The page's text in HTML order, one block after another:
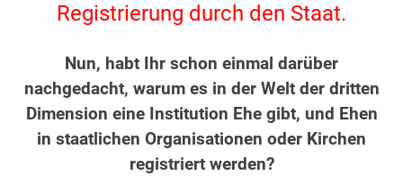
Registrierung durch den Staat.
Nun, habt Ihr schon einmal darüber
nachgedacht, warum es in der Welt der dritten
Dimension eine Institution Ehe gibt, und Ehen
in staatlichen Organisationen oder Kirchen
registriert werden?